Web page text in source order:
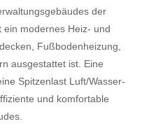
der
ein modernes Heiz- und
Fußbodenheizung,
ausgestattet ist. Eine
Spitzenlast Luft/Wasser-
und komfortable